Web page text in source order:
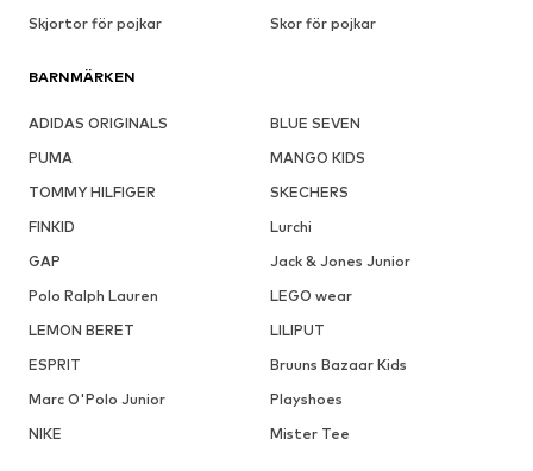
Skjortor för pojkar
Skor för pojkar
BARNMÄRKEN
ADIDAS ORIGINALS
BLUE SEVEN
PUMA
MANGO KIDS
TOMMY HILFIGER
SKECHERS
FINKID
Lurchi
GAP
Jack & Jones Junior
Polo Ralph Lauren
LEGO wear
LEMON BERET
LILIPUT
ESPRIT
Bruuns Bazaar Kids
Marc O'Polo Junior
Playshoes
NIKE
Mister Tee